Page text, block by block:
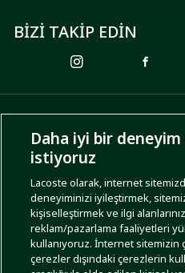
BİZİ TAKİP EDİN
ÖDEME SEÇENEKLERİ
KARGO SEÇENEKLERİ
Daha iyi bir
istiyoruz
Lacoste olarak, internet
deneyiminizi iyileştirmek,
kişiselleştirmek ve ilgi
reklam/pazarlama faaliyetleri
kullanıyoruz. İnternet sitemizin
çerezler dışındaki çerezlerin